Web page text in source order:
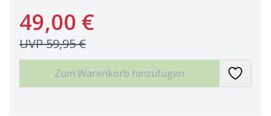
49,00 €
UVP59,95 €
Zum Warenkorb hinzufügen